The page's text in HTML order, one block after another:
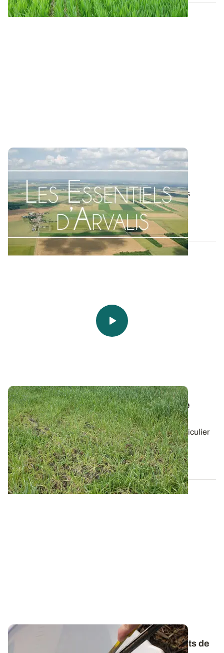
Les Essentiels d'ARVALIS - L'apport de
magnésie est rarement nécessaire
Les besoins de magnésium (MgO) de la plupart des
espèces de grandes cultures sont faibles...
12 FÉVR. 2015
Vidéo - Carence en manganèse : ne pas se
laisser surprendre !
Cette carence est de plus en plus fréquente, en particulier
dans les terres légères...
12 MARS 2020
: soigner les prélèvements de